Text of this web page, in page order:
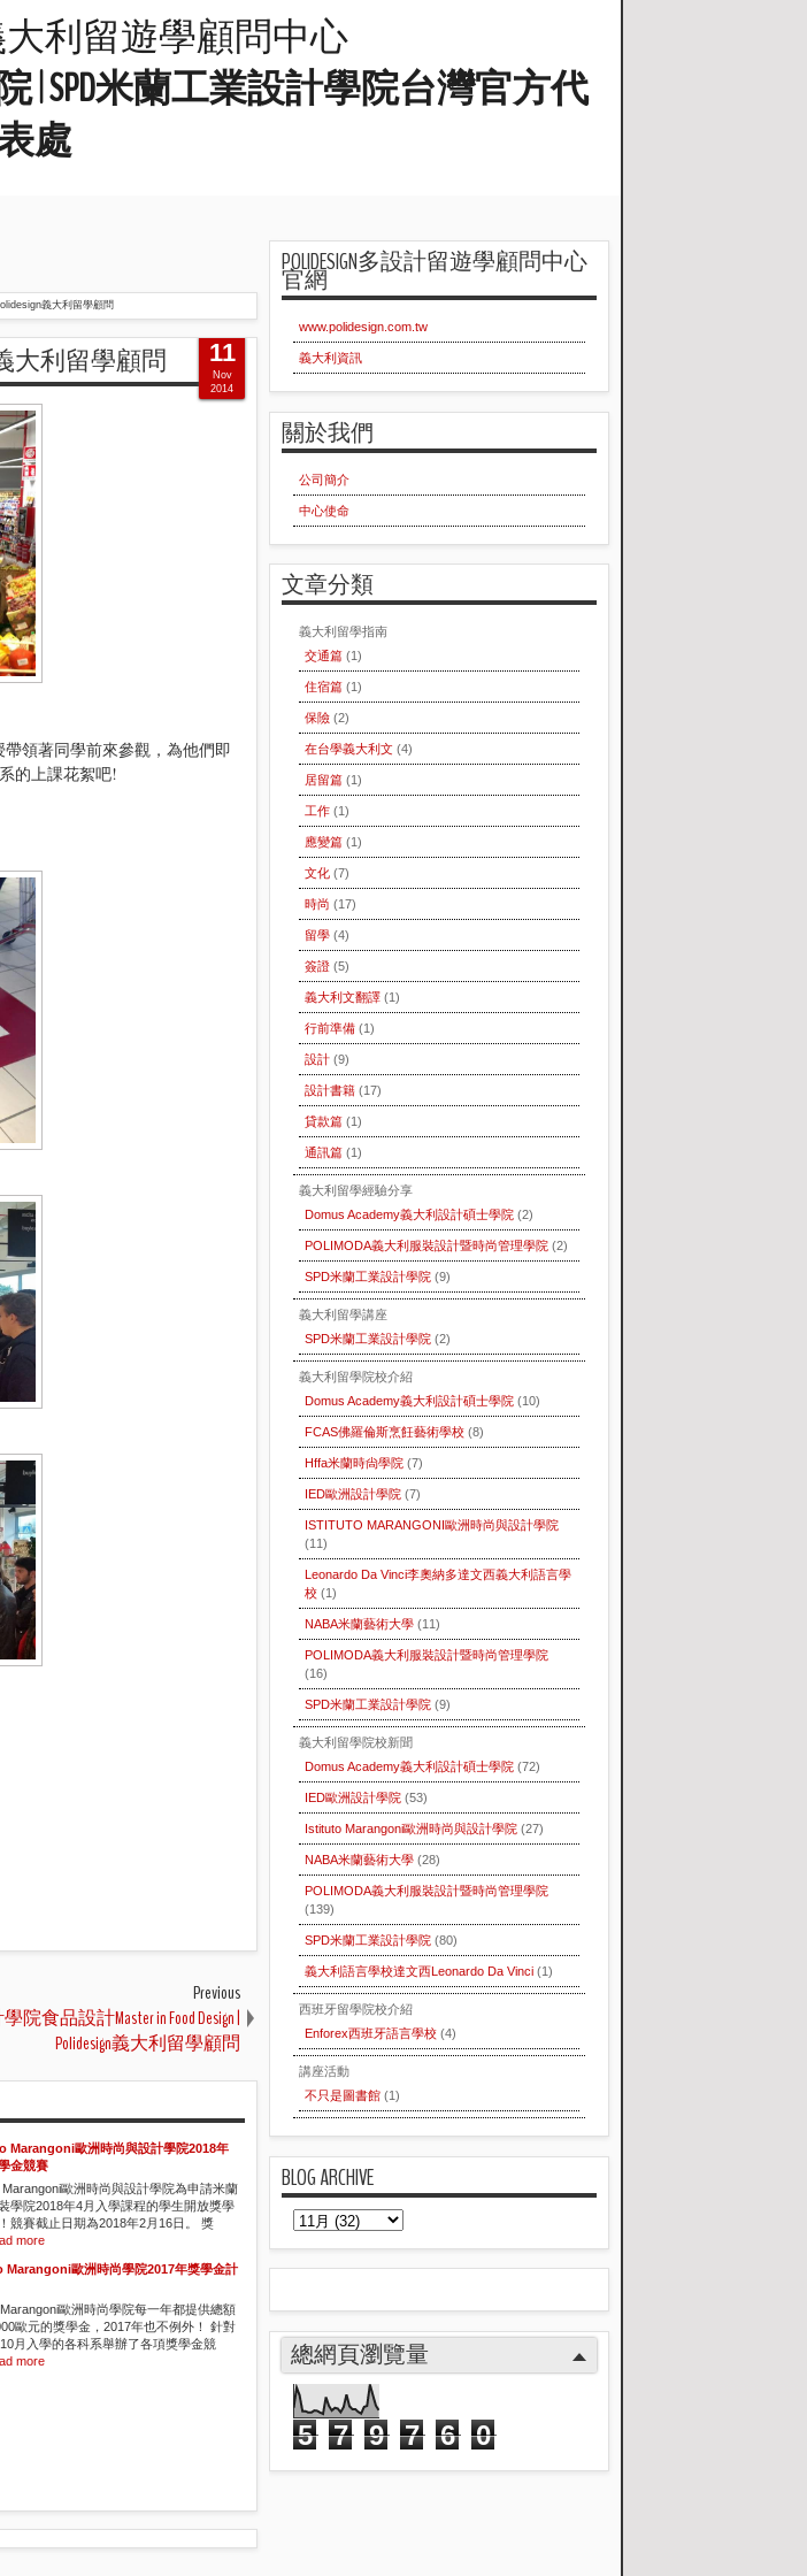
義大利留遊學顧問中心
院 | SPD米蘭工業設計學院台灣官方代
處
義大利留學顧問
大利留學顧問
領著同學前來參觀，為他們即
的上課花絮吧!
11
Nov
2014
Previous
食品設計Master in Food Design |
Polidesign義大利留學顧問
Marangoni歐洲時尚與設計學院2018年
金競賽
Marangoni歐洲時尚與設計學院為申請米蘭
學院2018年4月入學課程的學生開放獎學
競賽截止日期為2018年2月16日。 獎
more
歐洲時尚學院2017年獎學金計
歐洲時尚學院每一年都提供總額
歐元的獎學金，2017年也不例外！ 針對
月入學的各科系舉辦了各項獎學金競
more
POLIDESIGN多設計留遊學顧問中心
官網
www.polidesign.com.tw
義大利資訊
關於我們
公司簡介
中心使命
文章分類
義大利留學指南
交通篇 (1)
住宿篇 (1)
保險 (2)
在台學義大利文 (4)
居留篇 (1)
工作 (1)
應變篇 (1)
文化 (7)
時尚 (17)
留學 (4)
簽證 (5)
義大利文翻譯 (1)
行前準備 (1)
設計 (9)
設計書籍 (17)
貸款篇 (1)
通訊篇 (1)
義大利留學經驗分享
Domus Academy義大利設計碩士學院 (2)
POLIMODA義大利服裝設計暨時尚管理學院 (2)
SPD米蘭工業設計學院 (9)
義大利留學講座
SPD米蘭工業設計學院 (2)
義大利留學院校介紹
Domus Academy義大利設計碩士學院 (10)
FCAS佛羅倫斯烹飪藝術學校 (8)
Hffa米蘭時尙學院 (7)
IED歐洲設計學院 (7)
ISTITUTO MARANGONI歐洲時尚與設計學院
(11)
Leonardo Da Vinci李奧納多達文西義大利語言學
校 (1)
NABA米蘭藝術大學 (11)
POLIMODA義大利服裝設計暨時尚管理學院
(16)
SPD米蘭工業設計學院 (9)
義大利留學院校新聞
Domus Academy義大利設計碩士學院 (72)
IED歐洲設計學院 (53)
Istituto Marangoni歐洲時尚與設計學院 (27)
NABA米蘭藝術大學 (28)
POLIMODA義大利服裝設計暨時尚管理學院
(139)
SPD米蘭工業設計學院 (80)
義大利語言學校達文西Leonardo Da Vinci (1)
西班牙留學院校介紹
Enforex西班牙語言學校 (4)
講座活動
不只是圖書館 (1)
BLOG ARCHIVE
總網頁瀏覽量
5 7 9 7 6 0